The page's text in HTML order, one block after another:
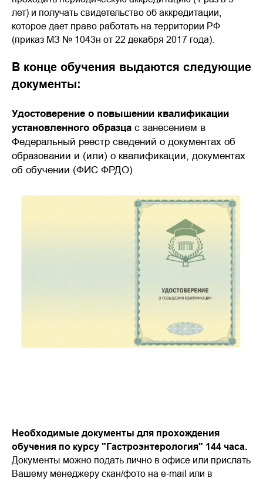
лет) и получать свидетельство об аккредитации,
которое дает право работать на территории РФ
(приказ МЗ № 1043н от 22 декабря 2017 года).
В конце обучения выдаются следующие
документы:
Удостоверение о повышении квалификации
установленного образца с занесением в
Федеральный реестр сведений о документах об
образовании и (или) о квалификации, документах
об обучении (ФИС ФРДО)
Необходимые документы для прохождения
обучения по курсу "Гастроэнтерология" 144 часа.
Документы можно подать лично в офисе или прислать
Вашему менеджеру скан/фото на e-mail или в